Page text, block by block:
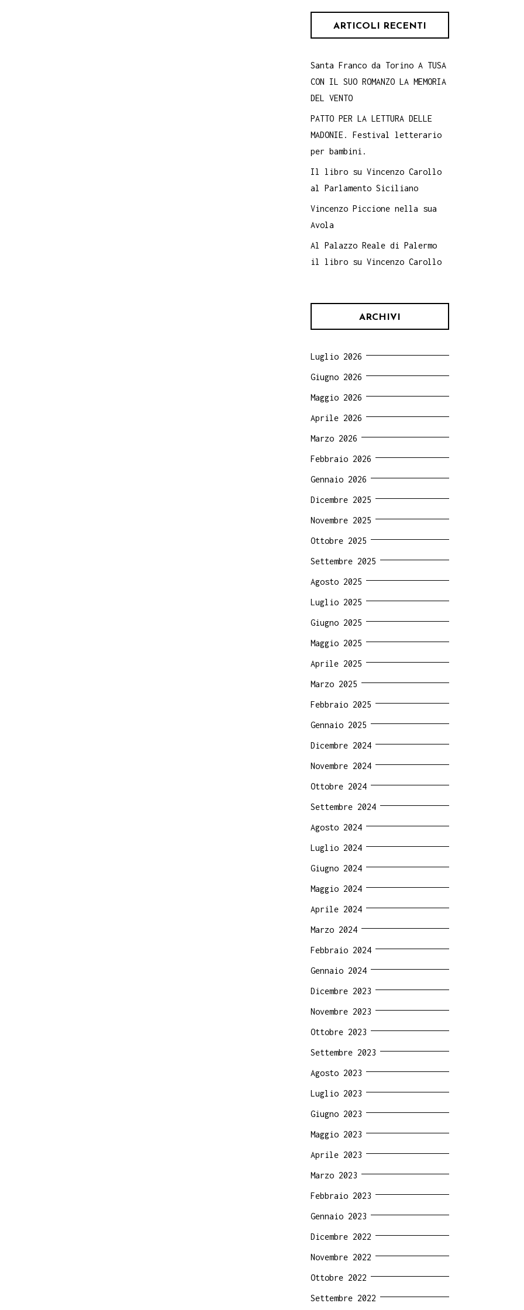
ARTICOLI RECENTI
Santa Franco da Torino A TUSA
CON IL SUO ROMANZO LA MEMORIA
DEL VENTO
PATTO PER LA LETTURA DELLE
MADONIE. Festival letterario
per bambini.
Il libro su Vincenzo Carollo
al Parlamento Siciliano
Vincenzo Piccione nella sua
Avola
Al Palazzo Reale di Palermo
il libro su Vincenzo Carollo
ARCHIVI
Luglio 2026
Giugno 2026
Maggio 2026
Aprile 2026
Marzo 2026
Febbraio 2026
Gennaio 2026
Dicembre 2025
Novembre 2025
Ottobre 2025
Settembre 2025
Agosto 2025
Luglio 2025
Giugno 2025
Maggio 2025
Aprile 2025
Marzo 2025
Febbraio 2025
Gennaio 2025
Dicembre 2024
Novembre 2024
Ottobre 2024
Settembre 2024
Agosto 2024
Luglio 2024
Giugno 2024
Maggio 2024
Aprile 2024
Marzo 2024
Febbraio 2024
Gennaio 2024
Dicembre 2023
Novembre 2023
Ottobre 2023
Settembre 2023
Agosto 2023
Luglio 2023
Giugno 2023
Maggio 2023
Aprile 2023
Marzo 2023
Febbraio 2023
Gennaio 2023
Dicembre 2022
Novembre 2022
Ottobre 2022
Settembre 2022